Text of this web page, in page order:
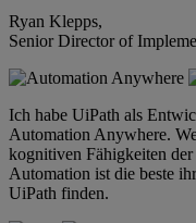
Ryan Klepps,
Senior Director of
Ich habe UiPath als
Automation Anywhere.
kognitiven Fähigkeiten
Automation ist die beste
UiPath finden.